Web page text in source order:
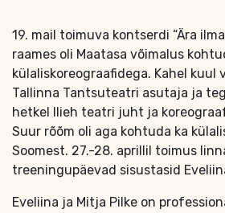
19. mail toimuva kontserdi “Ära
raames oli Maatasa võimalus
külaliskoreograafidega. Kahel kuul
Tallinna Tantsuteatri asutaja ja
hetkel Ilieh teatri juht ja
Suur rõõm oli aga kohtuda ka
Soomest. 27.-28. aprillil toimus
treeningupäevad sisustasid
Eveliina ja Mitja Pilke on